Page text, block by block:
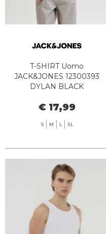
T-SHIRT Uomo
JACK&JONES 12300393
DYLAN BLACK
€ 17,99
S M L XL